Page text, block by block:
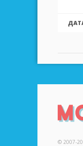
© 2007-